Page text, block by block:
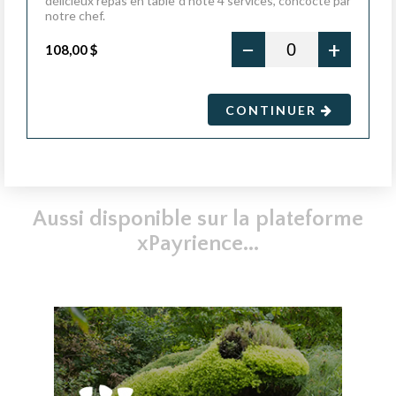
notre chef.
108,00 $ − +
CONTINUER
Aussi disponible sur la plateforme
xPayrience...